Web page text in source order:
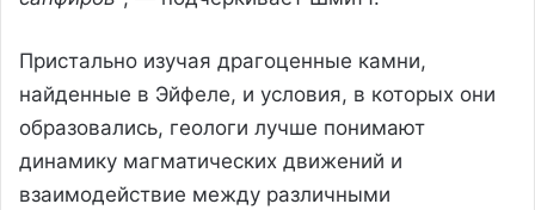
Пристально изучая драгоценные камни,
найденные в Эйфеле, и условия, в которых они
образовались, геологи лучше понимают
динамику магматических движений и
взаимодействие между различными